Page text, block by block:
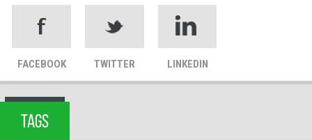
FACEBOOK TWITTER LINKEDIN
TAGS